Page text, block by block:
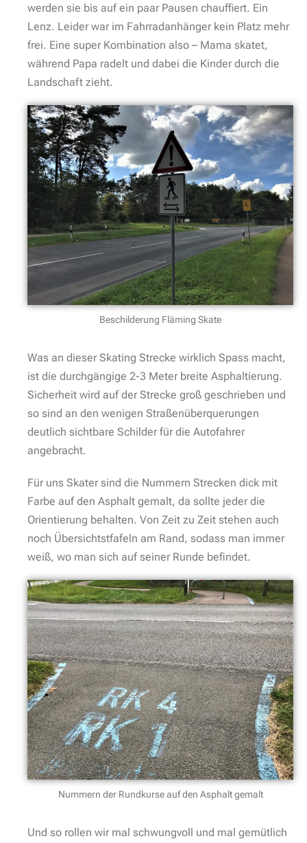
werden sie bis auf ein paar Pausen chauffiert. Ein
Lenz. Leider war im Fahrradanhänger kein Platz mehr
frei. Eine super Kombination also – Mama skatet,
während Papa radelt und dabei die Kinder durch die
Landschaft zieht.
Beschilderung Fläming Skate
Was an dieser Skating Strecke wirklich Spass macht,
ist die durchgängige 2-3 Meter breite Asphaltierung.
Sicherheit wird auf der Strecke groß geschrieben und
so sind an den wenigen Straßenüberquerungen
deutlich sichtbare Schilder für die Autofahrer
angebracht.
Für uns Skater sind die Nummern Strecken dick mit
Farbe auf den Asphalt gemalt, da sollte jeder die
Orientierung behalten. Von Zeit zu Zeit stehen auch
noch Übersichtstfafeln am Rand, sodass man immer
weiß, wo man sich auf seiner Runde befindet.
Nummern der Rundkurse auf den Asphalt gemalt
Und so rollen wir mal schwungvoll und mal gemütlich